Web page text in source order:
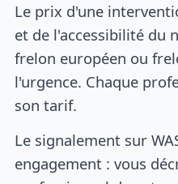
Le prix d'une
et de l'accessibilité du
frelon européen ou
l'urgence. Chaque
son tarif.
Le signalement sur
engagement : vous